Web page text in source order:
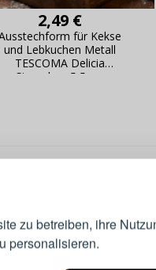
zu betreiben, ihre
personalisieren.
2,49 €
für Kekse
und Lebkuchen Metall
TESCOMA Delicia
Sternchen 5,5 cm
E-Mail-Adresse